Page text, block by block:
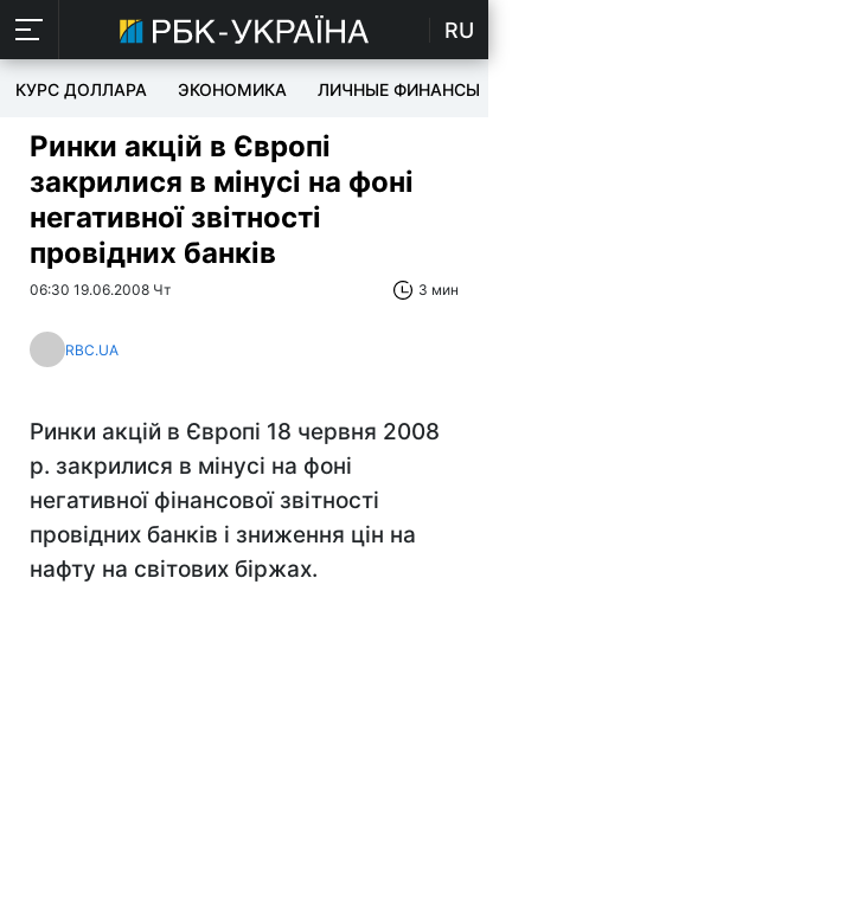
RU
КУРС ДОЛЛАРА ЭКОНОМИКА ЛИЧНЫЕ ФИНАНСЫ
Ринки акцій в Європі
закрилися в мінусі на фоні
негативної звітності
провідних банків
06:30 19.06.2008 Чт 3 мин
RBC.UA
Ринки акцій в Європі 18 червня 2008
р. закрилися в мінусі на фоні
негативної фінансової звітності
провідних банків і зниження цін на
нафту на світових біржах.